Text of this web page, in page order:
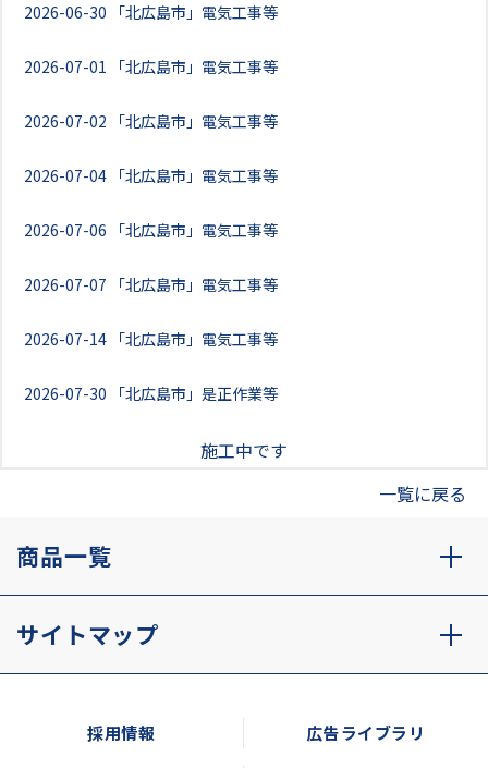
2026-06-30 「北広島市」電気工事等
2026-07-01 「北広島市」電気工事等
2026-07-02 「北広島市」電気工事等
2026-07-04 「北広島市」電気工事等
2026-07-06 「北広島市」電気工事等
2026-07-07 「北広島市」電気工事等
2026-07-14 「北広島市」電気工事等
2026-07-30 「北広島市」是正作業等
施工中です
一覧に戻る
商品一覧
サイトマップ
採用情報 広告ライブラリ